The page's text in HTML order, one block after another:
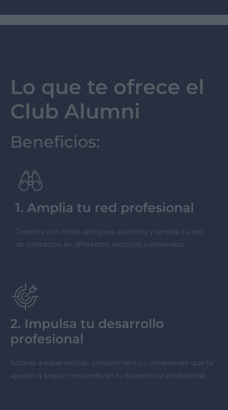
Lo que te ofrece el
Club Alumni
Beneficios:
1. Amplia tu red profesional
Conecta con otros antiguos alumnos y amplía tu red
de contactos en diferentes sectores y empresas.
2. Impulsa tu desarrollo
profesional
Accede a experiencias, conocimiento y conexiones que te
ayudan a seguir creciendo en tu trayectoria profesional.